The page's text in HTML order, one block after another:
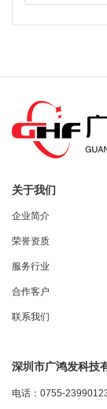
关于我们
企业简介
荣誉资质
服务行业
合作客户
联系我们
深圳市广鸿发科技
电话：0755-